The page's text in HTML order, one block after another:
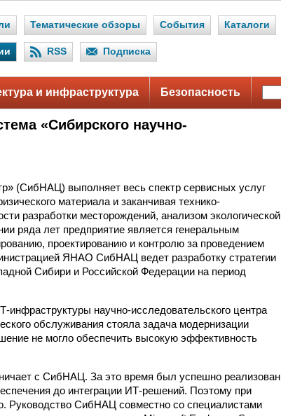
Тематические обзоры События Каталоги
RSS Подписка
и инфраструктура Безопасность
«Сибирского научно-
(СибНАЦ) выполняет весь спектр сервисных услуг
материала и заканчивая технико-
разработки месторождений, анализом экологической
ряда лет предприятие является генеральным
проектированию и контролю за проведением
ЯНАО СибНАЦ ведет разработку стратегии
Сибири и Российской Федерации на период
научно-исследовательского центра
обслуживания стояла задача модернизации
не могло обеспечить высокую эффективность
с СибНАЦ. За это время был успешно реализован
до интеграции ИТ-решений. Поэтому при
Руководство СибНАЦ совместно со специалистами